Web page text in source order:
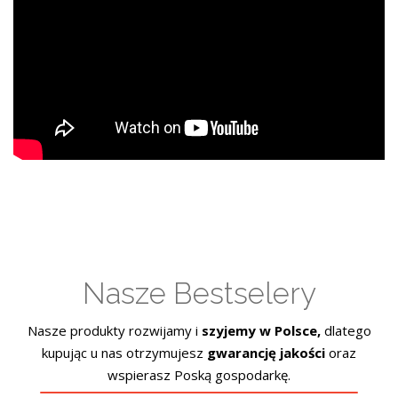
Nasze Bestselery
Nasze produkty rozwijamy i szyjemy w Polsce, dlatego
kupując u nas otrzymujesz gwarancję jakości oraz
wspierasz Poską gospodarkę.